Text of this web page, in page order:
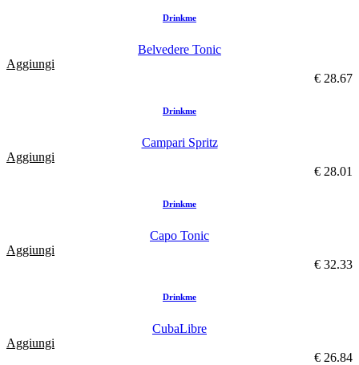
Drinkme
Belvedere Tonic
Aggiungi
€ 28.67
Drinkme
Campari Spritz
Aggiungi
€ 28.01
Drinkme
Capo Tonic
Aggiungi
€ 32.33
Drinkme
CubaLibre
Aggiungi
€ 26.84